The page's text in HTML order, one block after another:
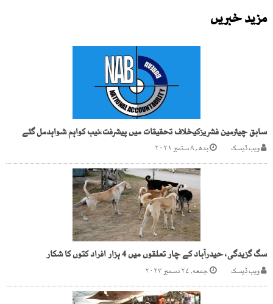
مزید خبریں
سابق چیئرمین فشریزکیخلاف تحقیقات میں پیشرفت،نیب کواہم شواہدمل گئے
ویب ڈیسک بدھ, ۸ ستمبر ۲۰۲۱
سگ گزیدگی، حیدرآباد کے چار تعلقوں میں 4 ہزار افراد کتوں کا شکار
ویب ڈیسک جمعه, ۲۷ دسمبر ۲۰۲۴